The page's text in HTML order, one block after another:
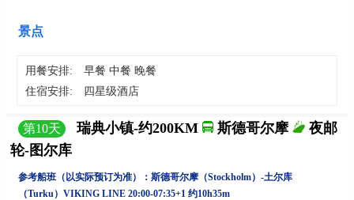
景点
用餐安排:
早餐 中餐 晚餐
住宿安排:
四星级酒店
第10天 瑞典小镇-约200KM 斯德哥尔摩
夜邮
轮-图尔库
参考船班（以实际预订为准）： 斯德哥尔摩 （Stockholm）-土尔库
（Turku）VIKING LINE 20:00-07:35+1 约10h35m